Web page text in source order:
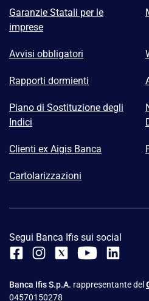
Garanzie Statali per le
imprese
Avvisi obbligatori
Rapporti dormienti
Piano di Sostituzione degli
Indici
Clienti ex Aigis Banca
Cartolarizzazioni
Segui Banca Ifis sui social
Banca Ifis S.p.A. rappresentante del
04570150278